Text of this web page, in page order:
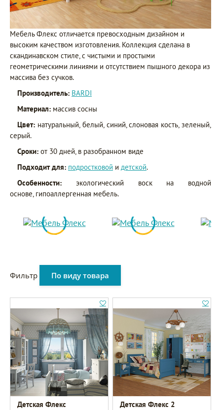
Мебель Флекс отличается превосходным дизайном и
высоким качеством изготовления. Коллекция сделана в
скандинавском стиле, с чистыми и простыми
геометрическими линиями и отсутствием пышного декора из
массива без сучков.
Производитель: BARDI
Материал: массив сосны
Цвет: натуральный, белый, синий, слоновая кость, зеленый,
серый.
Сроки: от 30 дней, в разобранном виде
Подходит для: подростковой и детской.
Особенности: экологический воск на водной
основе, гипоаллергенная мебель.
Фильтр По виду товара
Детская Флекс Детская Флекс 2